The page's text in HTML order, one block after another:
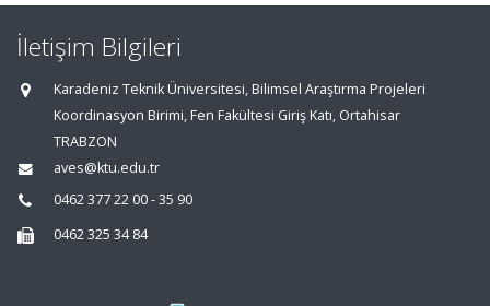
İletişim Bilgileri
Karadeniz Teknik Üniversitesi, Bilimsel Araştırma Projeleri
Koordinasyon Birimi, Fen Fakültesi Giriş Katı, Ortahisar
TRABZON
aves@ktu.edu.tr
0462 377 22 00 - 35 90
0462 325 34 84